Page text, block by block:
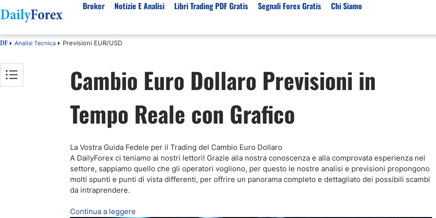
Broker
Bot Trading Automatico
Trading Bonus Senza Deposito
Broker No Esma
Broker con Spread 0
App di trading
Migliori Broker Forex
Broker con Leva Alta
Migliori Broker Futures Trading
Migliori Broker CFD
Segnali Trading
Broker Forex per
Notizie E Analisi
Quotazione EUR USD Real Time
Previsioni S&P500 Oggi
Previsione Quotazione XAUUSD Oro
MIB 40 in Tempo Reale
Tutte le Valute Disponibili
Tutte le Materie Prime Disponibili
Tutti gli Indici Disponibili
Previsioni Forex Oggi
Libri Trading PDF Gratis Segnali Forex Gratis Chi Siamo
Politica editoriale
La Nostra Metodologia
Perché Fidarsi di Noi
DF Analisi Tecnica Previsioni EUR/USD
Cambio Euro Dollaro Previsioni in
Tempo Reale con Grafico
La Vostra Guida Fedele per il Trading del Cambio Euro Dollaro
A DailyForex ci teniamo ai nostri lettori! Grazie alla nostra conoscenza e alla comprovata esperienza nel
settore, sappiamo quello che gli operatori vogliono, per questo le nostre analisi e previsioni propongono
molti spunti e punti di vista differenti, per offrire un panorama completo e dettagliato dei possibili scambi
da intraprendere.
Continua a leggere